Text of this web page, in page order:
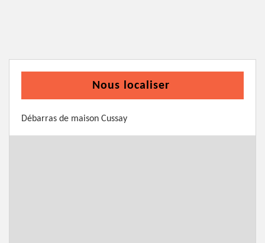
Nous localiser
Débarras de maison Cussay